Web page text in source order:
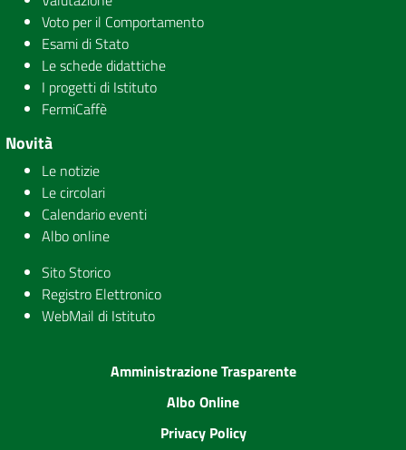
Voto per il Comportamento
Esami di Stato
Le schede didattiche
I progetti di Istituto
FermiCaffè
Novità
Le notizie
Le circolari
Calendario eventi
Albo online
Sito Storico
Registro Elettronico
WebMail di Istituto
Amministrazione Trasparente
Albo Online
Privacy Policy